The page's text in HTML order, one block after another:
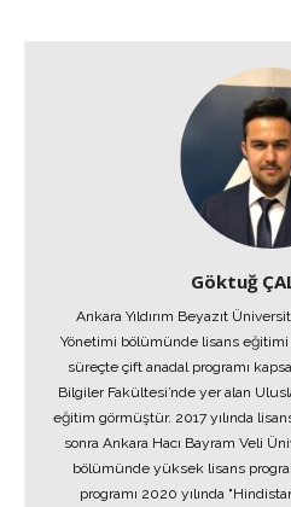
Göktuğ
Ankara Yıldırım Beyazıt
Yönetimi bölümünde lisans eğitimi
süreçte çift anadal programı
Bilgiler Fakültesi’nde yer alan
eğitim görmüştür. 2017 yılında
sonra Ankara Hacı Bayram Veli
bölümünde yüksek lisans
programı 2020 yılında